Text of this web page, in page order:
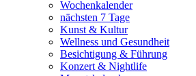
Wochenkalender
nächsten 7 Tage
Kunst & Kultur
Wellness und Gesundheit
Besichtigung & Führung
Konzert & Nightlife